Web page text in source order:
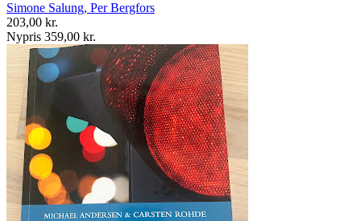
Simone Salung, Per Bergfors
203,00 kr.
Nypris 359,00 kr.